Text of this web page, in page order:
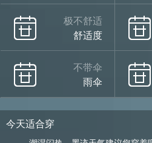
极不舒适
舒适度
不带伞
雨伞
今天适合穿